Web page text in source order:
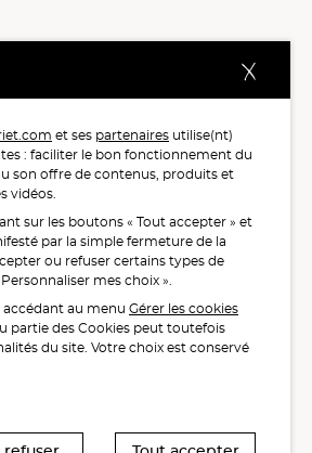
1 246 417 votes.
et ses partenaires utilise(nt)
: faciliter le bon fonctionnement du
son offre de contenus, produits et
vidéos.
sur les boutons « Tout accepter » et
par la simple fermeture de la
ou refuser certains types de
mes choix ».
au menu Gérer les cookies
partie des Cookies peut toutefois
du site. Votre choix est conservé